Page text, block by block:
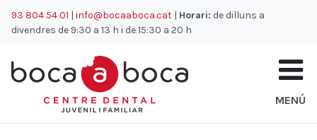
93 804 54 01 | info@bocaaboca.cat | Horari: de dilluns a
divendres de 9:30 a 13 h i de 15:30 a 20 h
MENÚ
Inici Tractaments Posturologia